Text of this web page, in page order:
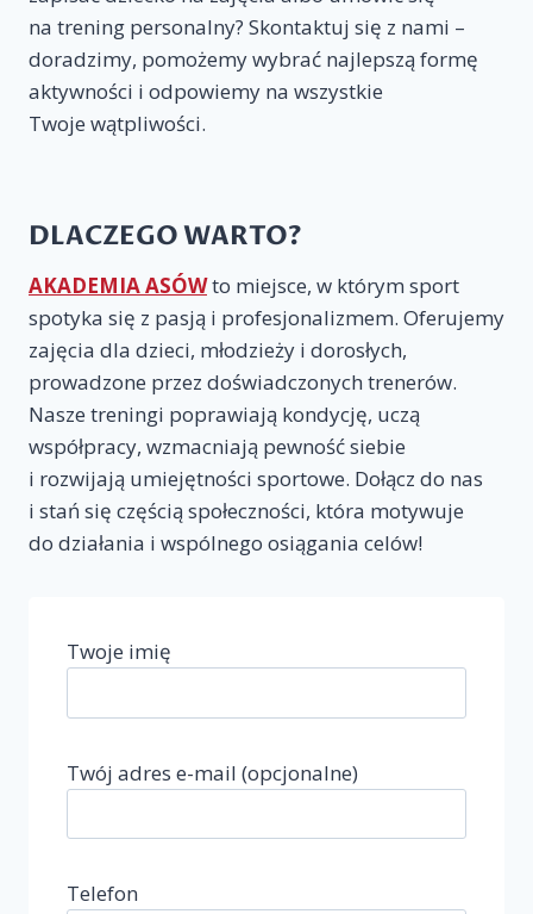
na trening personalny? Skontaktuj się z nami –
doradzimy, pomożemy wybrać najlepszą formę
aktywności i odpowiemy na wszystkie
Twoje wątpliwości.
DLACZEGO WARTO?
AKADEMIA ASÓWto miejsce, w którym sport
spotyka się z pasją i profesjonalizmem. Oferujemy
zajęcia dla dzieci, młodzieży i dorosłych,
prowadzone przez doświadczonych trenerów.
Nasze treningi poprawiają kondycję, uczą
współpracy, wzmacniają pewność siebie
i rozwijają umiejętności sportowe. Dołącz do nas
i stań się częścią społeczności, która motywuje
do działania i wspólnego osiągania celów!
Twoje imię
Twój adres e-mail (opcjonalne)
Telefon